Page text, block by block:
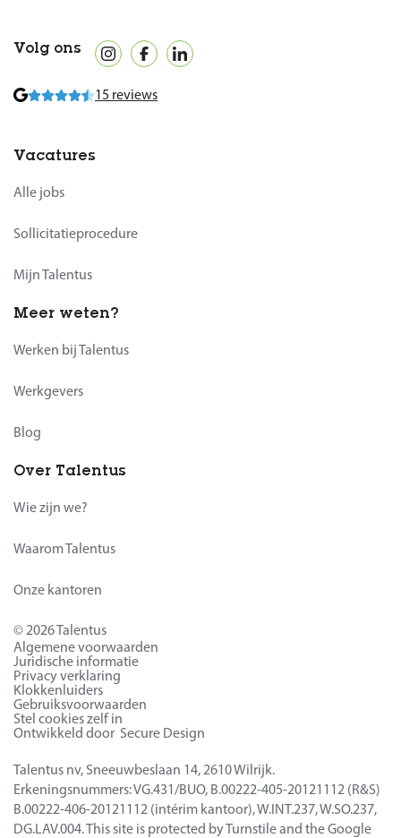
Volg ons
15 reviews
Vacatures
Alle jobs
Sollicitatieprocedure
Mijn Talentus
Meer weten?
Werken bij Talentus
Werkgevers
Blog
Over Talentus
Wie zijn we?
Waarom Talentus
Onze kantoren
© 2026 Talentus
Algemene voorwaarden
Juridische informatie
Privacy verklaring
Klokkenluiders
Gebruiksvoorwaarden
Stel cookies zelf in
Ontwikkeld door Secure Design
Talentus nv, Sneeuwbeslaan 14, 2610 Wilrijk.
Erkeningsnummers: VG.431/BUO, B.00222-405-20121112 (R&S)
B.00222-406-20121112 (intérim kantoor), W.INT.237, W.SO.237,
DG.LAV.004. This site is protected by Turnstile and the Google